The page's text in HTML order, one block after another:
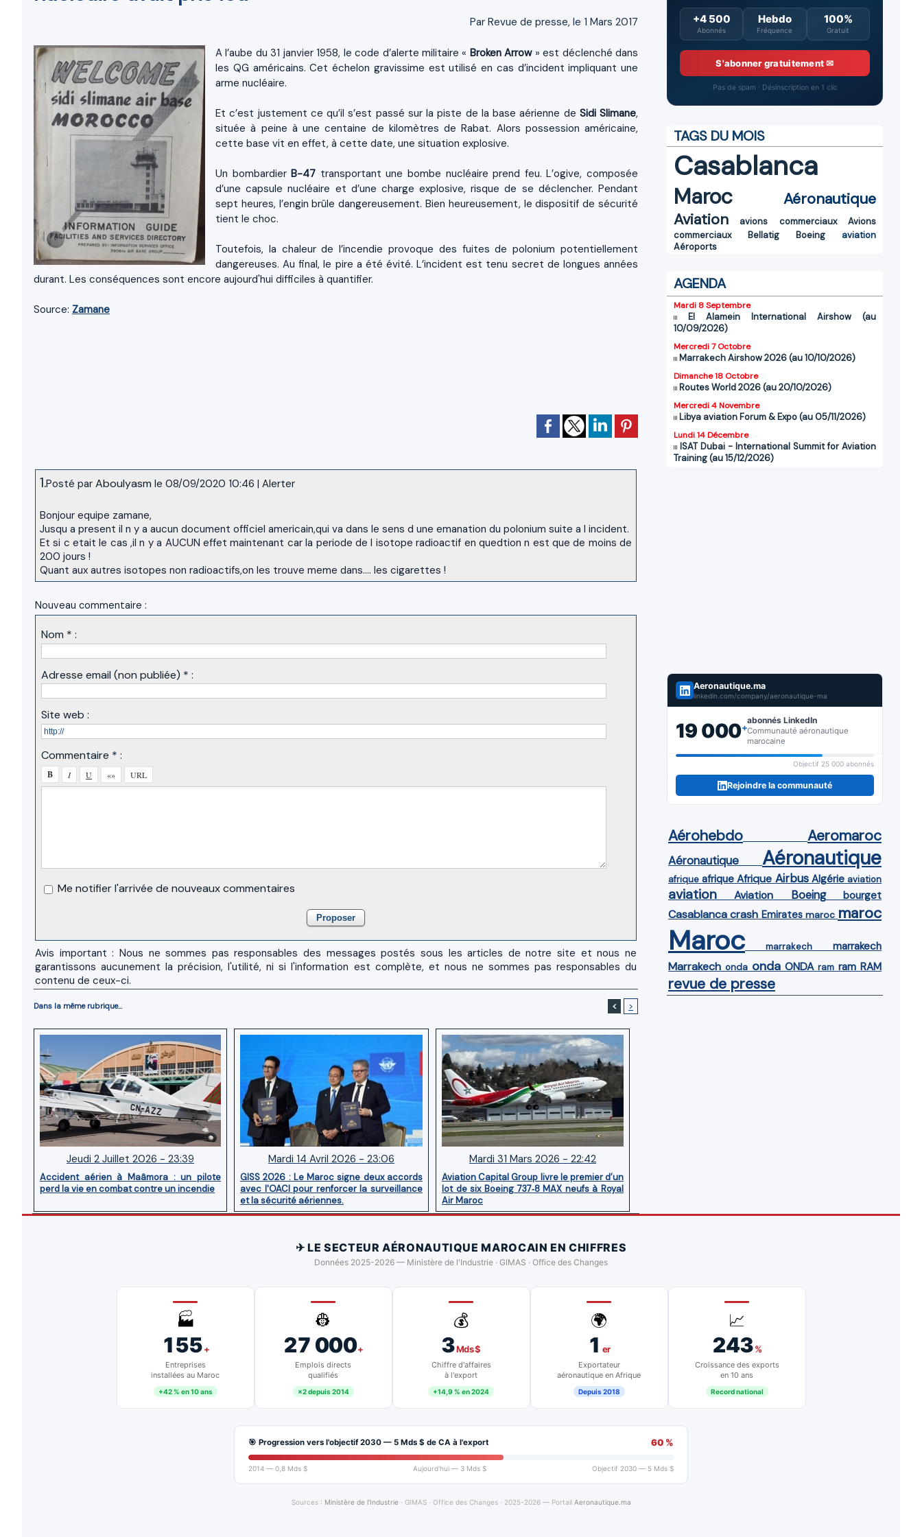
Par Revue de presse, le 1 Mars 2017
A l’aube du 31 janvier 1958, le code d’alerte militaire « Broken Arrow» est déclenché dans
les QG américains. Cet échelon gravissime est utilisé en cas d’incident impliquant une
arme nucléaire.
Et c’est justement ce qu’il s’est passé sur la piste de la base aérienne de Sidi Slimane,
située à peine à une centaine de kilomètres de Rabat. Alors possession américaine,
cette base vit en effet, à cette date, une situation explosive.
Un bombardierB-47 transportant une bombe nucléaire prend feu. L’ogive, composée
d’une capsule nucléaire et d’une charge explosive, risque de se déclencher. Pendant
sept heures, l’engin brûle dangereusement. Bien heureusement, le dispositif de sécurité
tient le choc.
Toutefois, la chaleur de l’incendie provoque des fuites de polonium potentiellement
dangereuses. Au final, le pire a été évité. L’incident est tenu secret de longues années
durant. Les conséquences sont encore aujourd'hui difficiles à quantifier.
Source: Zamane
1.Posté par Aboulyasm le 08/09/2020 10:46 | Alerter
Bonjour equipe zamane,
Jusqu a present il n y a aucun document officiel americain,qui va dans le sens d une emanation du polonium suite a l incident.
Et si c etait le cas ,il n y a AUCUN effet maintenant car la periode de l isotope radioactif en quedtion n est que de moins de
200 jours !
Quant aux autres isotopes non radioactifs,on les trouve meme dans.... les cigarettes !
Nouveau commentaire :
Nom * :
Adresse email (non publiée) * :
Site web :
Commentaire * :
Me notifier l'arrivée de nouveaux commentaires
Avis important : Nous ne sommes pas responsables des messages postés sous les articles de notre site et nous ne
garantissons aucunement la précision, l'utilité, ni si l'information est complète, et nous ne sommes pas responsables du
contenu de ceux-ci.
Dans la même rubrique... < >
Jeudi 2 Juillet 2026 - 23:39
Accident aérien à Maâmora : un pilote
perd la vie en combat contre un incendie
Mardi 14 Avril 2026 - 23:06
GISS 2026 : Le Maroc signe deux accords
avec l'OACI pour renforcer la surveillance
et la sécurité aériennes.
Mardi 31 Mars 2026 - 22:42
Aviation Capital Group livre le premier d’un
lot de six Boeing 737‑8 MAX neufs à Royal
Air Maroc
+4 500
Abonnés
Hebdo
Fréquence
100%
Gratuit
S'abonner gratuitement ✉
Pas de spam · Désinscription en 1 clic
TAGS DU MOIS
Casablanca
Maroc
Aéronautique
Aviation
avions commerciaux
Avions
commerciaux
Bellatig Boeing
aviation
Aéroports
AGENDA
Mardi 8 Septembre
El Alamein International Airshow (au
10/09/2026)
Mercredi 7 Octobre
Marrakech Airshow 2026 (au 10/10/2026)
Dimanche 18 Octobre
Routes World 2026 (au 20/10/2026)
Mercredi 4 Novembre
Libya aviation Forum & Expo (au 05/11/2026)
Lundi 14 Décembre
ISAT Dubai - International Summit for Aviation
Training (au 15/12/2026)
Aeronautique.ma
linkedin.com/company/aeronautique-ma
19 000+
abonnés LinkedIn
Communauté aéronautique
marocaine
Objectif 25 000 abonnés
Rejoindre la communauté
Aérohebdo Aeromaroc
Aéronautique Aéronautique
afrique afrique Afrique Airbus Algérie aviation
aviation Aviation Boeing bourget
Casablanca crash Emirates maroc maroc
Maroc marrakech marrakech
Marrakech onda onda ONDA ram ram RAM
revue de presse
✈ LE SECTEUR AÉRONAUTIQUE MAROCAIN EN CHIFFRES
Données 2025-2026 — Ministère de l'Industrie · GIMAS · Office des Changes
🏭
155+
Entreprises
installées au Maroc
+42 % en 10 ans
👷
27 000+
Emplois directs
qualifiés
×2 depuis 2014
💰
3Mds $
Chiffre d'affaires
à l'export
+14,9 % en 2024
🌍
1 er
Exportateur
aéronautique en Afrique
Depuis 2018
📈
243%
Croissance des exports
en 10 ans
Record national
🎯 Progression vers l'objectif 2030 — 5 Mds $ de CA à l'export 60 %
2014 — 0,8 Mds $ Aujourd'hui — 3 Mds $ Objectif 2030 — 5 Mds $
Sources : Ministère de l'Industrie · GIMAS · Office des Changes · 2025-2026 — Portail Aeronautique.ma